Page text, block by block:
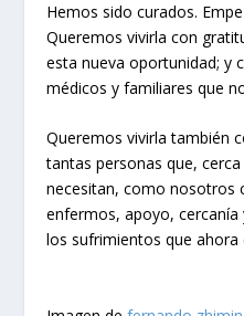
Hemos sido curados.
Queremos vivirla con
esta nueva oportunidad; y
médicos y familiares que
Queremos vivirla también
tantas personas que,
necesitan, como nosotros
enfermos, apoyo,
los sufrimientos que ahora